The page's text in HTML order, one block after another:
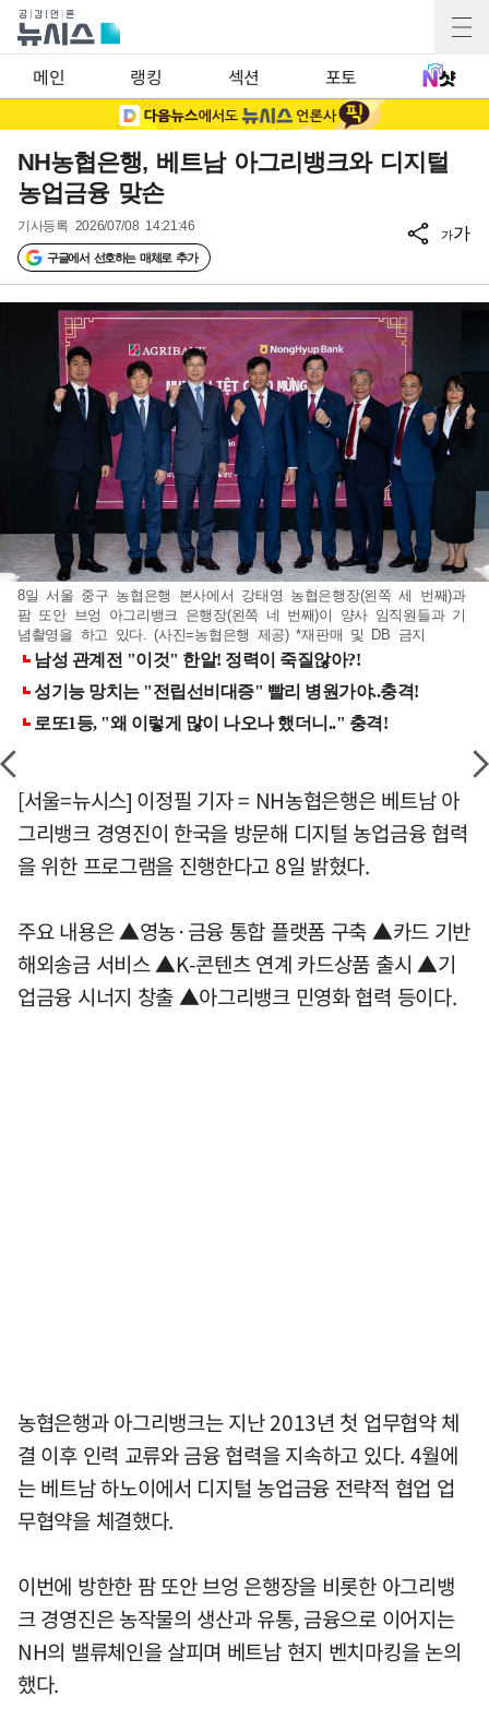
메인 랭킹 섹션 포토
NH농협은행, 베트남 아그리뱅크와 디지털
농업금융 맞손
기사등록 2026/07/08 14:21:46
구글에서 선호하는 매체로 추가
가가
8일 서울 중구 농협은행 본사에서 강태영 농협은행장(왼쪽 세 번째)과
팜 또안 브엉 아그리뱅크 은행장(왼쪽 네 번째)이 양사 임직원들과 기
념촬영을 하고 있다. (사진=농협은행 제공) *재판매 및 DB 금지
[서울=뉴시스] 이정필 기자 = NH농협은행은 베트남 아
그리뱅크 경영진이 한국을 방문해 디지털 농업금융 협력
을 위한 프로그램을 진행한다고 8일 밝혔다.
주요 내용은 ▲영농·금융 통합 플랫폼 구축 ▲카드 기반
해외송금 서비스 ▲K-콘텐츠 연계 카드상품 출시 ▲기
업금융 시너지 창출 ▲아그리뱅크 민영화 협력 등이다.
농협은행과 아그리뱅크는 지난 2013년 첫 업무협약 체
결 이후 인력 교류와 금융 협력을 지속하고 있다. 4월에
는 베트남 하노이에서 디지털 농업금융 전략적 협업 업
무협약을 체결했다.
이번에 방한한 팜 또안 브엉 은행장을 비롯한 아그리뱅
크 경영진은 농작물의 생산과 유통, 금융으로 이어지는
NH의 밸류체인을 살피며 베트남 현지 벤치마킹을 논의
했다.